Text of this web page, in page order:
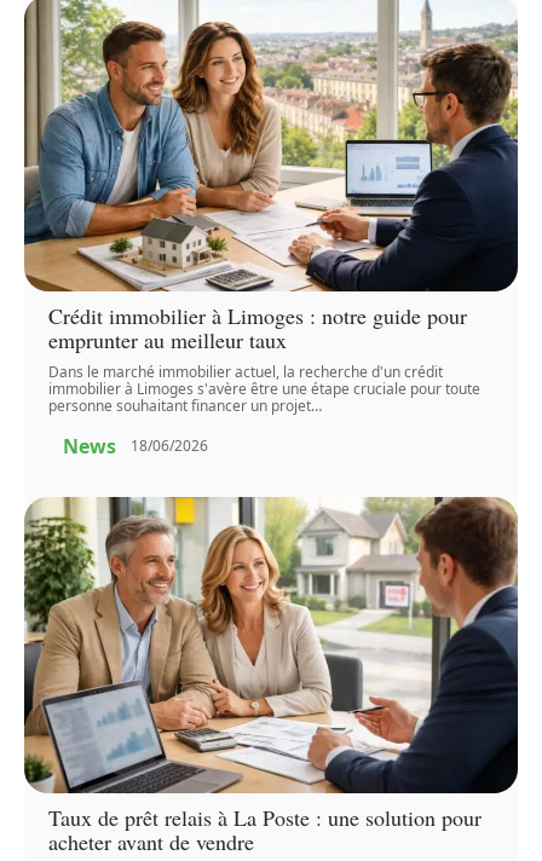
Crédit immobilier à Limoges : notre guide pour
emprunter au meilleur taux
Dans le marché immobilier actuel, la recherche d'un crédit
immobilier à Limoges s'avère être une étape cruciale pour toute
personne souhaitant financer un projet…
News 18/06/2026
Taux de prêt relais à La Poste : une solution pour
acheter avant de vendre